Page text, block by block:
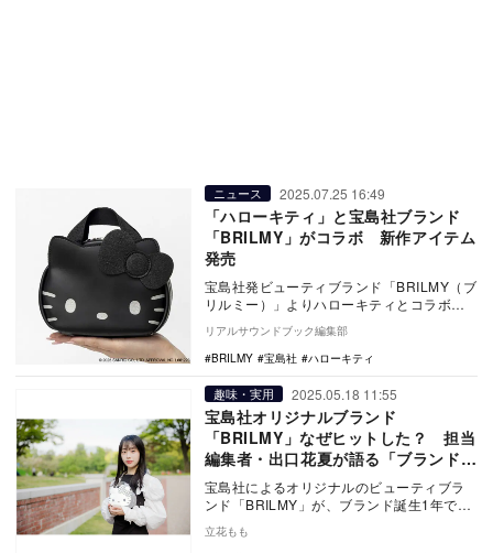
ニュース 2025.07.25 16:49
「ハローキティ」と宝島社ブランド
「BRILMY」がコラボ 新作アイテム
発売
宝島社発ビューティブランド「BRILMY（ブ
リルミー）」よりハローキティとコラボレ
ーションした新作アイテム5種が7月25日に
発売…
リアルサウンドブック編集部
BRILMY
宝島社 ハローキティ
趣味・実用 2025.05.18 11:55
宝島社オリジナルブランド
「BRILMY」なぜヒットした？ 担当
編集者・出口花夏が語る「ブランドム
ック」の強み
宝島社によるオリジナルのビューティブラ
ンド「BRILMY」が、ブランド誕生1年でシ
リーズ累計25万部を突破するなど、多くの
ユーザ…
立花もも